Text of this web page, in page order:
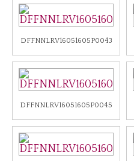
DFFNNLRV16051605P0043
DFFNNLRV16051605P0045